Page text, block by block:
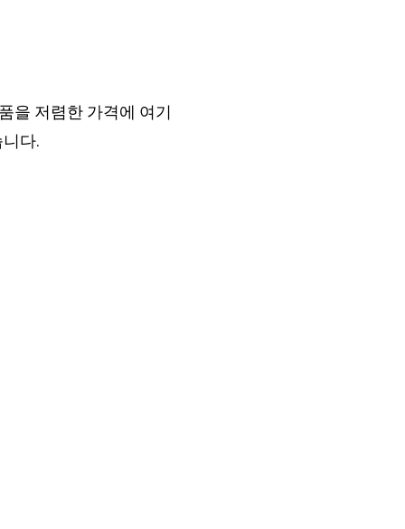
을 저렴한 가격에 여기
다.